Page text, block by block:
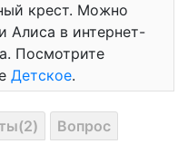
крест. Можно
Алиса в интернет-
Посмотрите
Детское.
Вопрос